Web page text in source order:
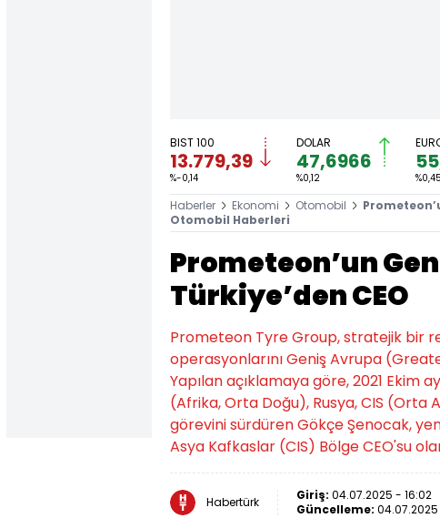
BIST 100
13.779,39
%-0,14
DOLAR
47,6966
%0,12 %0,45
Haberler Ekonomi Otomobil
Otomobil Haberleri
Prometeon’un
Türkiye’den CEO
Prometeon Tyre Group, stratejik bir
operasyonlarını Geniş Avrupa
Yapılan açıklamaya göre, 2021 Ekim
(Afrika, Orta Doğu), Rusya, CIS (Orta
görevini sürdüren Gökçe Şenocak,
Asya Kafkaslar (CIS) Bölge CEO'su
Habertürk Giriş: 04.07.2025 - 16:02
Güncelleme: